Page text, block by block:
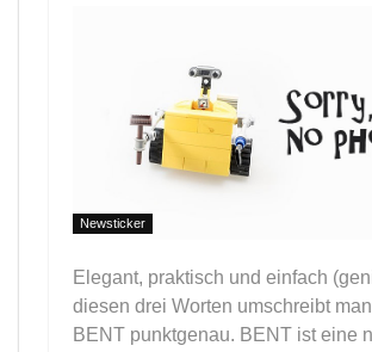
Newsticker
Elegant, praktisch und einfach
diesen drei Worten umschreibt
BENT punktgenau. BENT ist eine